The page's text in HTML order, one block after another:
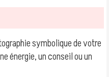
symbolique de votre
énergie, un conseil ou un